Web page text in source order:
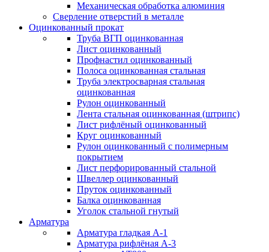
Механическая обработка алюминия
Сверление отверстий в металле
Оцинкованный прокат
Труба ВГП оцинкованная
Лист оцинкованный
Профнастил оцинкованный
Полоса оцинкованная стальная
Труба электросварная стальная
оцинкованная
Рулон оцинкованный
Лента стальная оцинкованная (штрипс)
Лист рифлёный оцинкованный
Круг оцинкованный
Рулон оцинкованный с полимерным
покрытием
Лист перфорированный стальной
Швеллер оцинкованный
Пруток оцинкованный
Балка оцинкованная
Уголок стальной гнутый
Арматура
Арматура гладкая А-1
Арматура рифлёная А-3